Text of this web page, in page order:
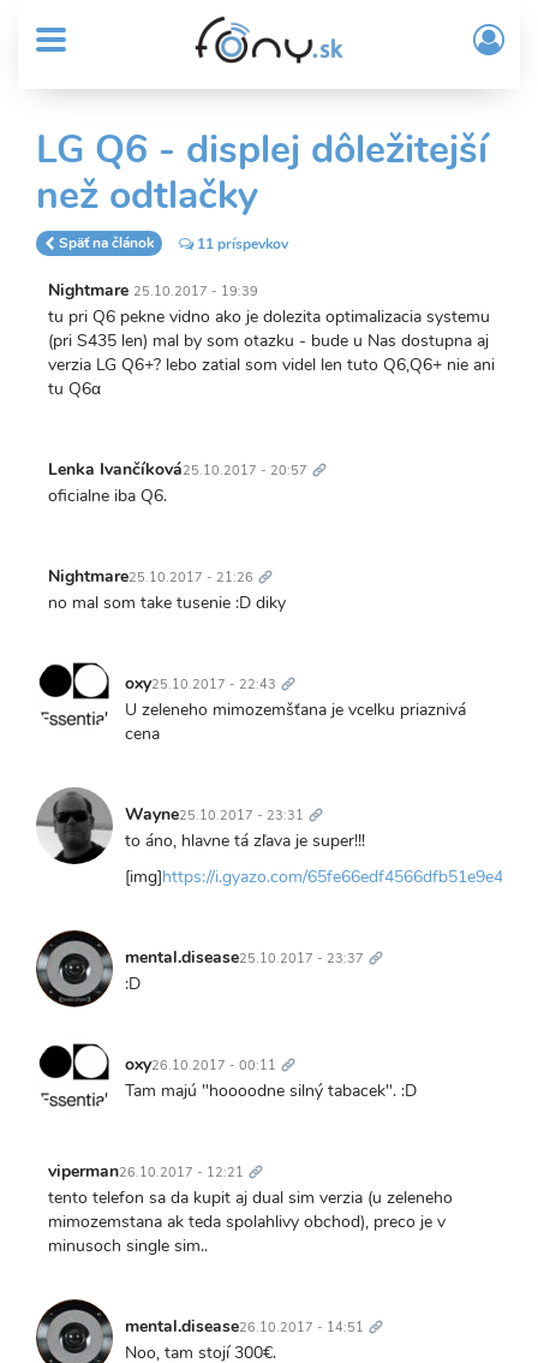
obsah
MENU
Sub
Header
menu
User
account
menu
/
LG Q6 - displej dôležitejší
než odtlačky
Späť na článok 11 príspevkov
Nightmare 25.10.2017 - 19:39
tu pri Q6 pekne vidno ako je dolezita optimalizacia systemu
(pri S435 len) mal by som otazku - bude u Nas dostupna aj
verzia LG Q6+? lebo zatial som videl len tuto Q6,Q6+ nie ani
tu Q6α
Lenka Ivančíková25.10.2017 - 20:57 odkaz
oficialne iba Q6.
Nightmare25.10.2017 - 21:26 odkaz
no mal som take tusenie :D diky
oxy25.10.2017 - 22:43 odkaz
U zeleneho mimozemšťana je vcelku priaznivá
cena
Wayne25.10.2017 - 23:31 odkaz
to áno, hlavne tá zľava je super!!!
[img]https://i.gyazo.com/
mental.disease25.10.2017 - 23:37 odkaz
:D
oxy26.10.2017 - 00:11 odkaz
Tam majú "hoooodne silný tabacek". :D
viperman26.10.2017 - 12:21 odkaz
tento telefon sa da kupit aj dual sim verzia (u zeleneho
mimozemstana ak teda spolahlivy obchod), preco je v
minusoch single sim..
mental.disease26.10.2017 - 14:51 odkaz
Noo, tam stojí 300€.